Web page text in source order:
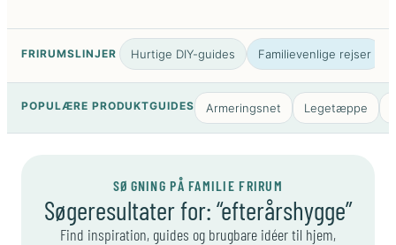
FRIRUMSLINJER Hurtige DIY-guides Familievenlige rejser
POPULÆRE PRODUKTGUIDES Armeringsnet Legetæppe
SØGNING PÅ FAMILIE FRIRUM
Søgeresultater for: “efterårshygge”
Find inspiration, guides og brugbare idéer til hjem,